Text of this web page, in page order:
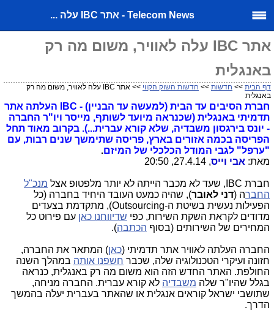
Telecom News - אתר IBC עלה ...
אתר IBC עלה לאוויר, משום מה רק
באנגלית
דף הבית >> חדשות >> חדשות השוק הקווי
>> אתר IBC עלה לאוויר, משום מה רק
באנגלית
חברת הסיבים עד הבית (למעשה עד הבניין) - IBC העלתה אתר
תדמיתי באנגלית (שכנראה מיועד לשותף, מייסר ויו"ר החברה
- יונס בירגסון משבדיה, שלא קורא עברית...). בקרוב מאוד תחל
הפריסה בכמה אזורים בארץ, פריסה שתימשך שנים רבות, עם
"ערפל" לגבי המודל הכלכלי של המיזם.
מאת: אבי וייס, 27.4.14, 20:50
חברת IBC, שעד לא מכבר הייתה לא יותר מלפטופ אצל
מנכ"ל
החברה (דני לאובר), שהיה כמעט העובד היחיד בחברה (כל
הפעילות נעשית בשיטת ה-Outsourcing), מתקדמת בצעדים
מדודים לקראת השקת השירות, כפי שדיווחנו כאן עם פירוט כל
המחירים של השירותים (בסוף הכתבה).
החברה העלתה לאוויר אתר תדמיתי (כאן) המתאר את החברה,
חזונה ועיקרי הטכנולוגיה שלה, שכבר חשפנו אותה במהלך השנה
החולפת. האתר החדש הזה הוא משום מה רק באנגלית, כנראה
בגלל שהיו"ר שלה משבדיה לא קורא עברית. החברה מניחה,
שתושבי ישראל קוראים אנגלית או שהאתר בעברית יעלה בהמשך
הדרך.